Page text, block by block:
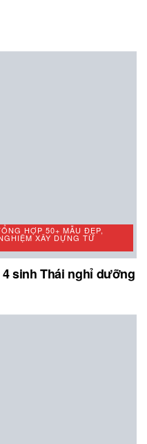
HỢP 50+ MẪU ĐẸP,
XÂY DỰNG TỪ
sinh Thái nghỉ dưỡng